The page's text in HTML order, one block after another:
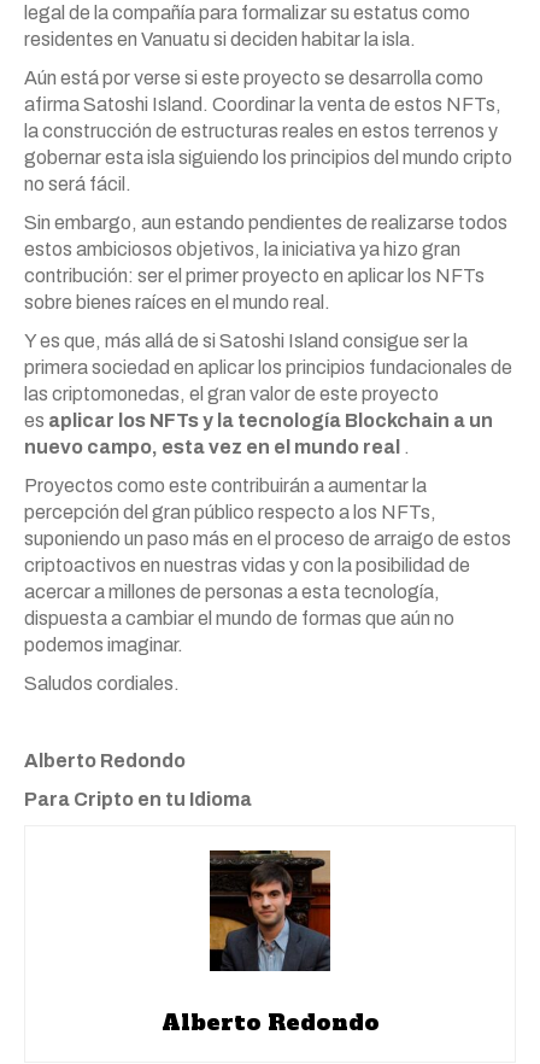
legal de la compañía para formalizar su estatus como
residentes en Vanuatu si deciden habitar la isla.
Aún está por verse si este proyecto se desarrolla como
afirma Satoshi Island. Coordinar la venta de estos NFTs,
la construcción de estructuras reales en estos terrenos y
gobernar esta isla siguiendo los principios del mundo cripto
no será fácil.
Sin embargo, aun estando pendientes de realizarse todos
estos ambiciosos objetivos, la iniciativa ya hizo gran
contribución: ser el primer proyecto en aplicar los NFTs
sobre bienes raíces en el mundo real.
Y es que, más allá de si Satoshi Island consigue ser la
primera sociedad en aplicar los principios fundacionales de
las criptomonedas, el gran valor de este proyecto
es aplicar los NFTs y la tecnología Blockchain a un
nuevo campo, esta vez en el mundo real .
Proyectos como este contribuirán a aumentar la
percepción del gran público respecto a los NFTs,
suponiendo un paso más en el proceso de arraigo de estos
criptoactivos en nuestras vidas y con la posibilidad de
acercar a millones de personas a esta tecnología,
dispuesta a cambiar el mundo de formas que aún no
podemos imaginar.
Saludos cordiales.
Alberto Redondo
Para Cripto en tu Idioma
Alberto Redondo